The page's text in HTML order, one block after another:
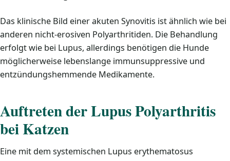
Das klinische Bild einer akuten Synovitis ist ähnlich wie bei
anderen nicht-erosiven Polyarthritiden. Die Behandlung
erfolgt wie bei Lupus, allerdings benötigen die Hunde
möglicherweise lebenslange immunsuppressive und
entzündungshemmende Medikamente.
Auftreten der Lupus Polyarthritis
bei Katzen
Eine mit dem systemischen Lupus erythematosus